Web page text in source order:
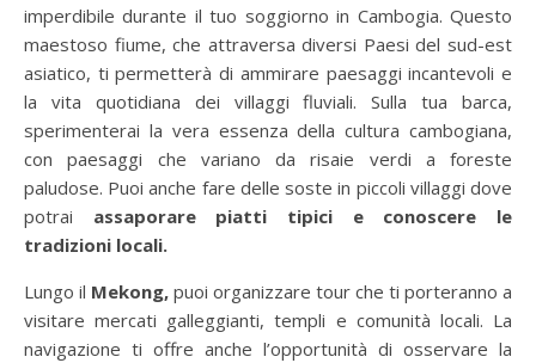
imperdibile durante il tuo soggiorno in Cambogia. Questo
maestoso fiume, che attraversa diversi Paesi del sud-est
asiatico, ti permetterà di ammirare paesaggi incantevoli e
la vita quotidiana dei villaggi fluviali. Sulla tua barca,
sperimenterai la vera essenza della cultura cambogiana,
con paesaggi che variano da risaie verdi a foreste
paludose. Puoi anche fare delle soste in piccoli villaggi dove
potrai assaporare piatti tipici e conoscere le
tradizioni locali.
Lungo il Mekong, puoi organizzare tour che ti porteranno a
visitare mercati galleggianti, templi e comunità locali. La
navigazione ti offre anche l’opportunità di osservare la